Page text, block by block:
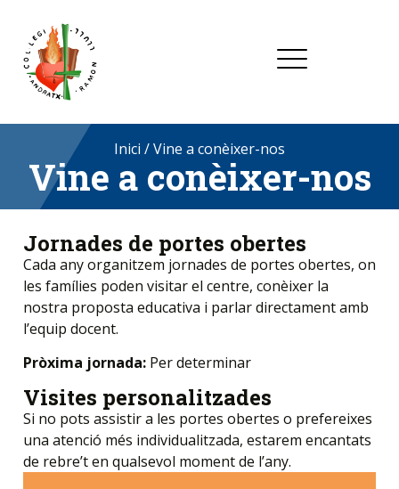
Inici /Vine a conèixer-nos
Vine a conèixer-nos
Jornades de portes obertes
Cada any organitzem jornades de portes obertes, on
les famílies poden visitar el centre, conèixer la
nostra proposta educativa i parlar directament amb
l’equip docent.
Pròxima jornada: Per determinar
Visites personalitzades
Si no pots assistir a les portes obertes o prefereixes
una atenció més individualitzada, estarem encantats
de rebre’t en qualsevol moment de l’any.